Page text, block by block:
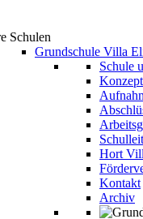
Schulen
Grundschule Villa
Schule
Konzept
Hort
Kontakt
Archiv